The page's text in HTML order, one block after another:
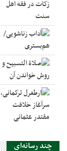
چند رسانه‌ای